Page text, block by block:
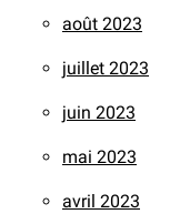
août 2023
juillet 2023
juin 2023
mai 2023
avril 2023